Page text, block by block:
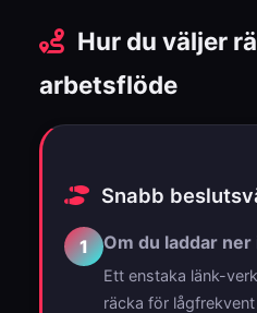
Hur du väljer
arbetsflöde
Snabb
1 Om du laddar ner
Ett enstaka länk-
räcka för